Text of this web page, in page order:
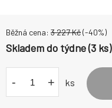
Běžná cena: 3 227Kč(-40%)
Skladem do týdne (3 ks)
- + ks